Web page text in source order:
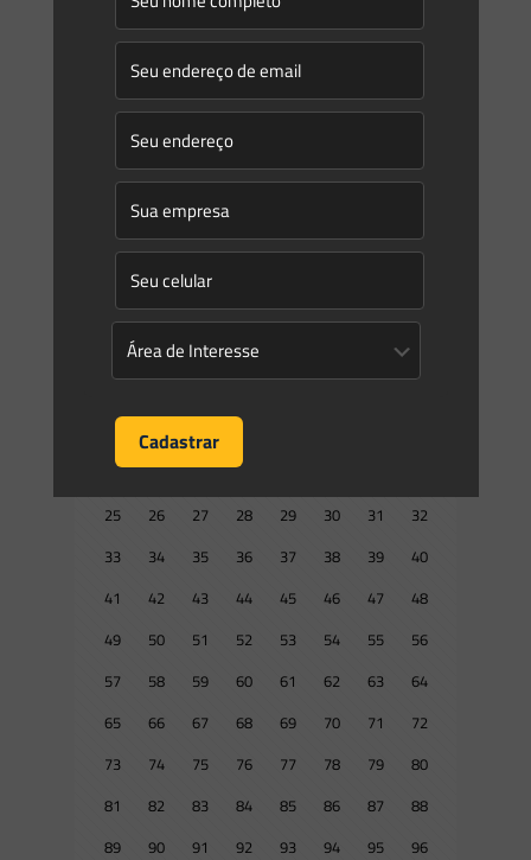
04/08/2015
Nova seção “Novidades Legislativas” disponível no site da
Saes Advogados
O site do Saes Advogados conta com uma seção de
“Novidades Legislativas” atualizada constantemente,
destinada a elencar as principais novidades legislativas na
área ambiental. Tais novidades também[…]
0 Read more
Prev page
10 11
17
18 19 20
25
26 27 28 29 30 31
32
33
34 35 36 37 38 39
40
41
42 43 44 45 46 47
48
49
50 51 52 53 54 55
56
57
58 59 60 61 62 63
64
65
66 67 68 69 70 71
72
73
74 75 76 77 78 79
80
81
82 83 84 85 86 87
88
89
90 91 92 93 94 95
96